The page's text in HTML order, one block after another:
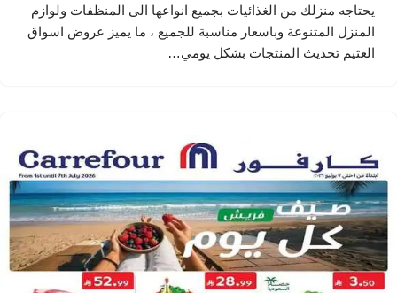
يحتاجه منزلك من الغذائيات بجميع انواعها الى المنظفات ولوازم
المنزل المتنوعة وباسعار مناسبة للجميع ، ما يميز عروض اسواق
العثيم تحديث المنتجات بشكل يومي…